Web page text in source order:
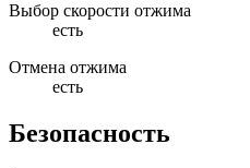
Выбор скорости отжима
есть
Отмена отжима
есть
Безопасность